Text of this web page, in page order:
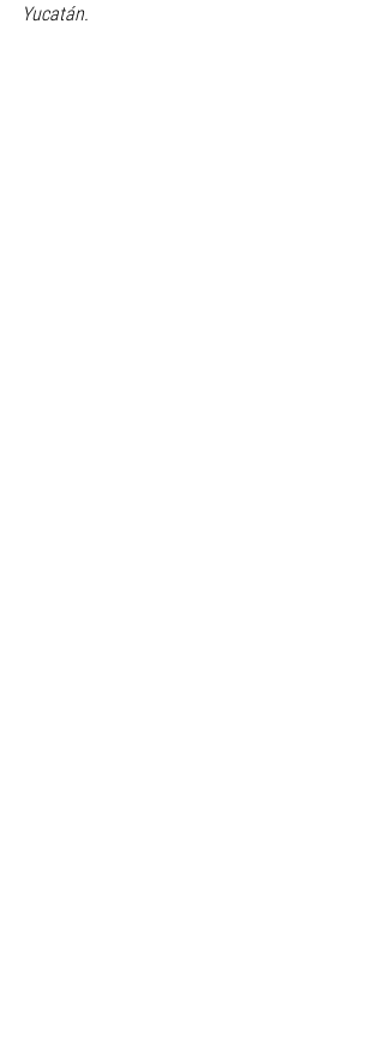
Yucatán.